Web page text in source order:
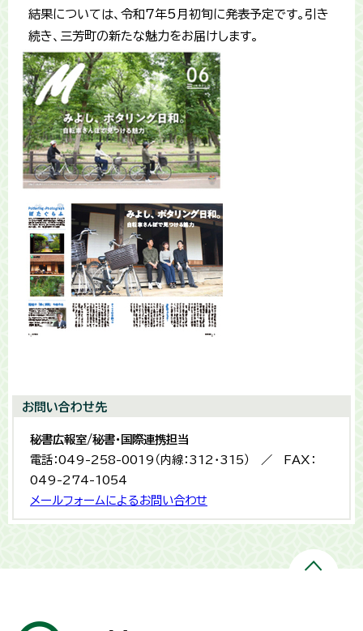
結果については、令和7年5月初旬に発表予定です。引き
続き、三芳町の新たな魅力をお届けします。
お問い合わせ先
秘書広報室/秘書・国際連携担当
電話：049-258-0019（内線：312・315） ／ FAX：
049-274-1054
メールフォームによるお問い合わせ